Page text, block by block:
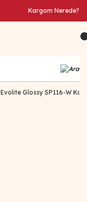
Kargom Nerede?
Evolite Glossy SP116-W